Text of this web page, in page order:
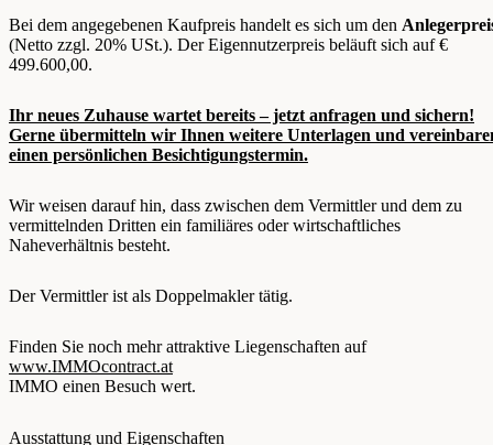
Bei dem angegebenen Kaufpreis handelt es sich um den
(Netto zzgl. 20% USt.). Der Eigennutzerpreis beläuft sich auf €
499.600,00.
Ihr neues Zuhause wartet bereits – jetzt anfragen und sichern!
Gerne übermitteln wir Ihnen weitere Unterlagen und
einen persönlichen Besichtigungstermin.
Wir weisen darauf hin, dass zwischen dem Vermittler und dem zu
vermittelnden Dritten ein familiäres oder wirtschaftliches
Naheverhältnis besteht.
Der Vermittler ist als Doppelmakler tätig.
Finden Sie noch mehr attraktive Liegenschaften auf
www.IMMOcontract.at
IMMO einen Besuch wert.
Ausstattung und Eigenschaften